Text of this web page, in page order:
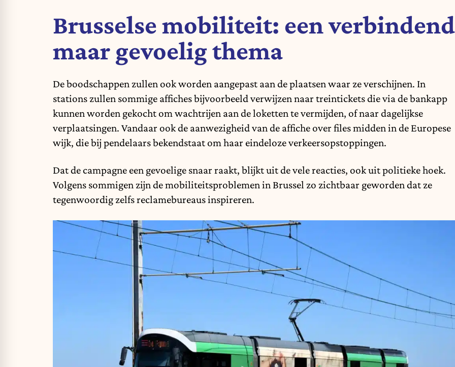
Brusselse mobiliteit: een verbindend
maar gevoelig thema
De boodschappen zullen ook worden aangepast aan de plaatsen waar ze verschijnen. In
stations zullen sommige affiches bijvoorbeeld verwijzen naar treintickets die via de bankapp
kunnen worden gekocht om wachtrijen aan de loketten te vermijden, of naar dagelijkse
verplaatsingen. Vandaar ook de aanwezigheid van de affiche over files midden in de Europese
wijk, die bij pendelaars bekendstaat om haar eindeloze verkeersopstoppingen.
Dat de campagne een gevoelige snaar raakt, blijkt uit de vele reacties, ook uit politieke hoek.
Volgens sommigen zijn de mobiliteitsproblemen in Brussel zo zichtbaar geworden dat ze
tegenwoordig zelfs reclamebureaus inspireren.